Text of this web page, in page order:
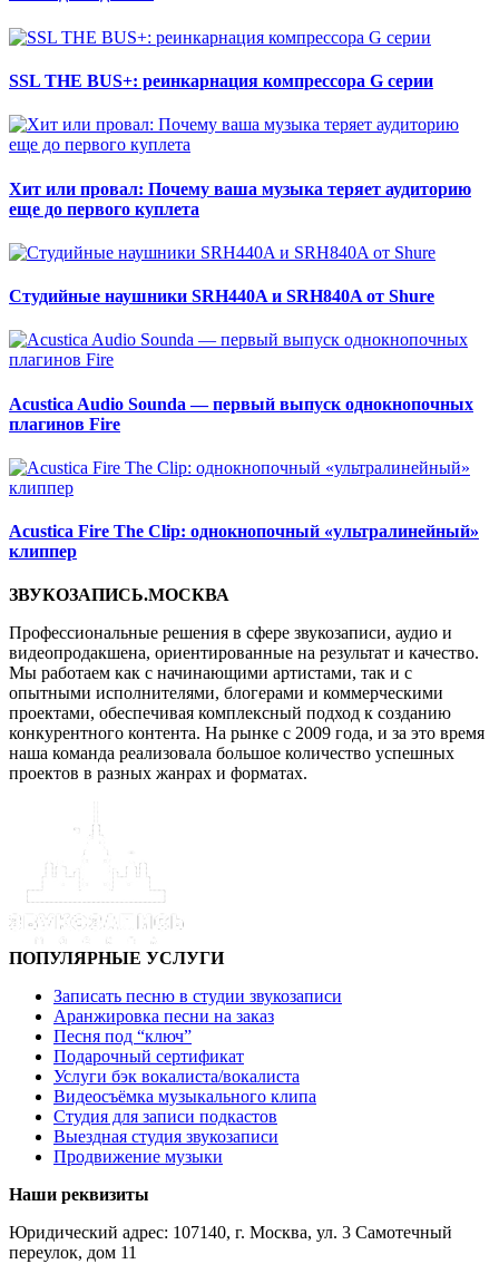
SSL THE BUS+: реинкарнация компрессора G серии
Хит или провал: Почему ваша музыка теряет аудиторию
еще до первого куплета
Студийные наушники SRH440A и SRH840A от Shure
Acustica Audio Sounda — первый выпуск однокнопочных
плагинов Fire
Acustica Fire The Clip: однокнопочный «ультралинейный»
клиппер
ЗВУКОЗАПИСЬ.МОСКВА
Профессиональные решения в сфере звукозаписи, аудио и
видеопродакшена, ориентированные на результат и качество.
Мы работаем как с начинающими артистами, так и с
опытными исполнителями, блогерами и коммерческими
проектами, обеспечивая комплексный подход к созданию
конкурентного контента. На рынке с 2009 года, и за это время
наша команда реализовала большое количество успешных
проектов в разных жанрах и форматах.
ПОПУЛЯРНЫЕ УСЛУГИ
Записать песню в студии звукозаписи
Аранжировка песни на заказ
Песня под “ключ”
Подарочный сертификат
Услуги бэк вокалиста/вокалиста
Видеосъёмка музыкального клипа
Студия для записи подкастов
Выездная студия звукозаписи
Продвижение музыки
Наши реквизиты
Юридический адрес: 107140, г. Москва, ул. 3 Самотечный
переулок, дом 11